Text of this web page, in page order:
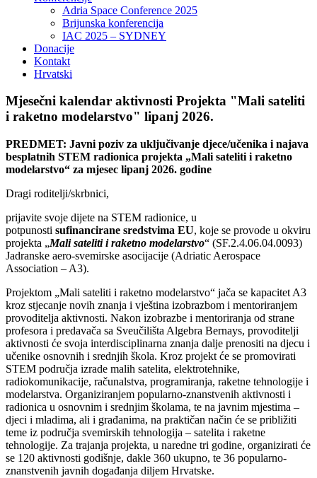
Adria Space Conference 2025
Brijunska konferencija
IAC 2025 – SYDNEY
Donacije
Kontakt
Hrvatski
Mjesečni kalendar aktivnosti Projekta "Mali sateliti
i raketno modelarstvo" lipanj 2026.
PREDMET: Javni poziv za uključivanje djece/učenika i najava
besplatnih STEM radionica projekta „Mali sateliti i raketno
modelarstvo“ za mjesec lipanj 2026. godine
Dragi roditelji/skrbnici,
prijavite svoje dijete na STEM radionice, u
potpunosti sufinancirane sredstvima EU, koje se provode u okviru
projekta „Mali sateliti i raketno modelarstvo“ (SF.2.4.06.04.0093)
Jadranske aero-svemirske asocijacije (Adriatic Aerospace
Association – A3).
Projektom „Mali sateliti i raketno modelarstvo“ jača se kapacitet A3
kroz stjecanje novih znanja i vještina izobrazbom i mentoriranjem
provoditelja aktivnosti. Nakon izobrazbe i mentoriranja od strane
profesora i predavača sa Sveučilišta Algebra Bernays, provoditelji
aktivnosti će svoja interdisciplinarna znanja dalje prenositi na djecu i
učenike osnovnih i srednjih škola. Kroz projekt će se promovirati
STEM područja izrade malih satelita, elektrotehnike,
radiokomunikacije, računalstva, programiranja, raketne tehnologije i
modelarstva. Organiziranjem popularno-znanstvenih aktivnosti i
radionica u osnovnim i srednjim školama, te na javnim mjestima –
djeci i mladima, ali i građanima, na praktičan način će se približiti
teme iz područja svemirskih tehnologija – satelita i raketne
tehnologije. Za trajanja projekta, u naredne tri godine, organizirati će
se 120 aktivnosti godišnje, dakle 360 ukupno, te 36 popularno-
znanstvenih javnih događanja diljem Hrvatske.